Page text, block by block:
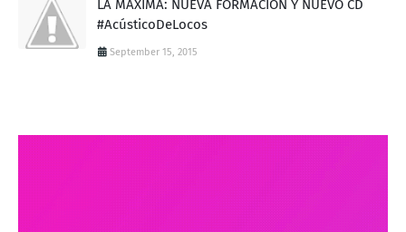
LA MAXIMA: NUEVA FORMACIÓN Y NUEVO CD
#AcústicoDeLocos
September 15, 2015